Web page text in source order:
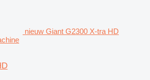
nieuw Giant G2300 X-tra HD